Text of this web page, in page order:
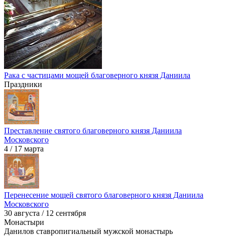
Рака с частицами мощей благоверного князя Даниила
Праздники
Преставление святого благоверного князя Даниила
Московского
4 / 17 марта
Перенесение мощей святого благоверного князя Даниила
Московского
30 августа / 12 сентября
Монастыри
Данилов ставропигиальный мужской монастырь